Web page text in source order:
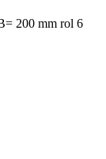
200 mm rol 6